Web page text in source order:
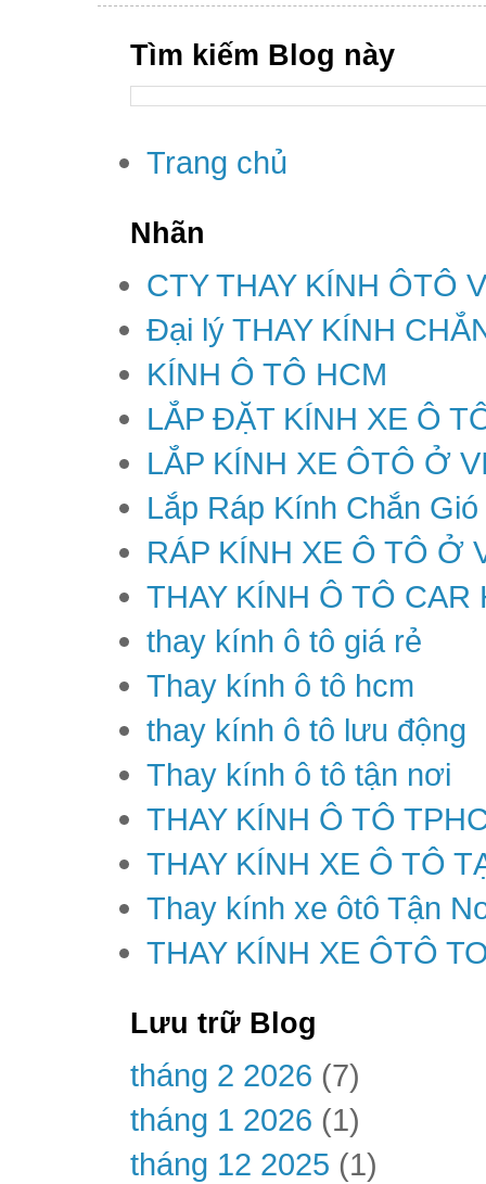
Tìm kiếm Blog này
Trang chủ
Nhãn
CTY THAY KÍNH ÔTÔ
Đại lý THAY KÍNH
KÍNH Ô TÔ HCM
LẮP ĐẶT KÍNH XE Ô
LẮP KÍNH XE ÔTÔ Ở
Lắp Ráp Kính Chắn
RÁP KÍNH XE Ô TÔ Ở
THAY KÍNH Ô TÔ CAR
thay kính ô tô giá rẻ
Thay kính ô tô hcm
thay kính ô tô lưu động
Thay kính ô tô tận nơi
THAY KÍNH Ô TÔ
THAY KÍNH XE Ô TÔ
Thay kính xe ôtô Tận
THAY KÍNH XE ÔTÔ
Lưu trữ Blog
tháng 2 2026 (7)
tháng 1 2026 (1)
tháng 12 2025 (1)